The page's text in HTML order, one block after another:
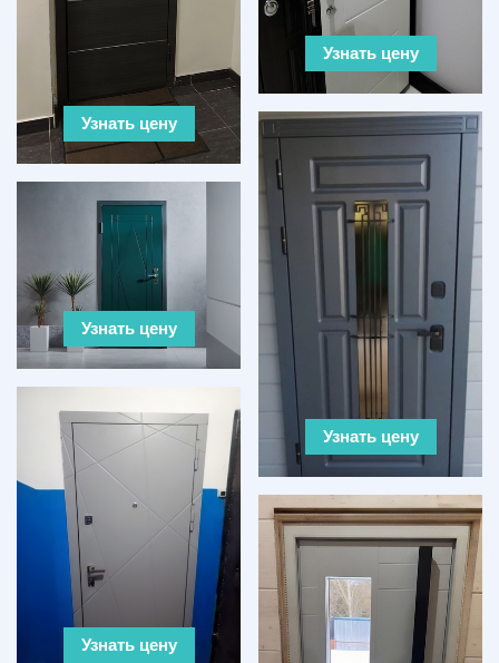
Узнать цену
Узнать цену
Узнать цену
Узнать цену
Узнать цену